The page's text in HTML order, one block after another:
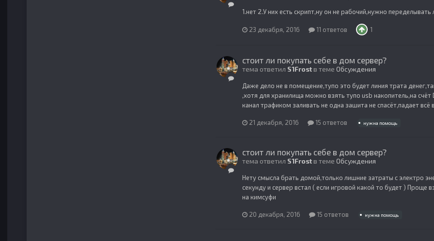
1.нет 2.У них есть скрипт,ну он не рабочий,нужно переделывать
23 декабря, 2016 11 ответов 1
стоит ли покупать себе в дом сервер?
тема ответил S1Frostв теме Обсуждения
Даже дело не в помещение,тупо это будет линия трата
,хотя для хранилища можно взять тупо usb накопитель,на
канал трафиком заливать не одна зашита не спасёт,падает
21 декабря, 2016 15 ответов нужна помощь
стоит ли покупать себе в дом сервер?
тема ответил S1Frostв теме Обсуждения
Нету смысла брать домой,только лишние затраты с электро
секунду и сервер встал ( если игровой какой то будет ) Проще
на кимсуфи
20 декабря, 2016 15 ответов нужна помощь